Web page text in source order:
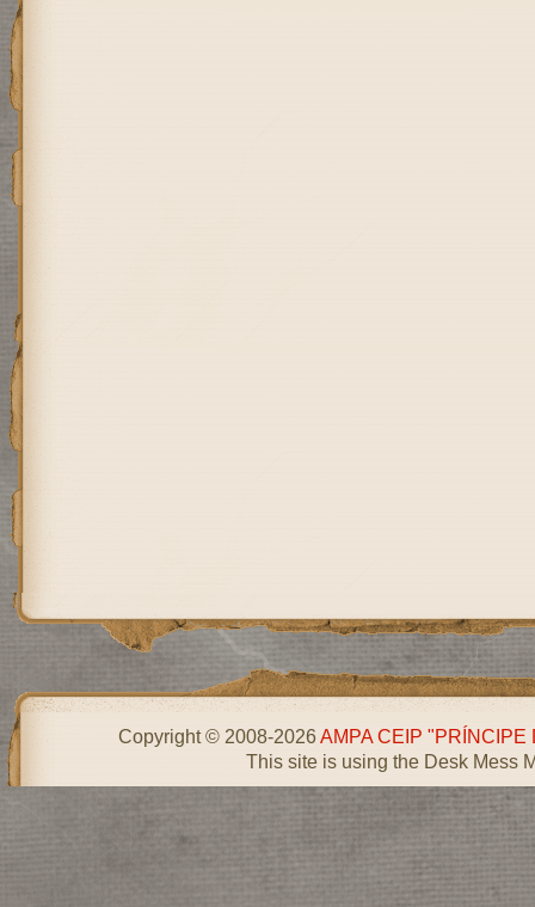
Copyright © 2008-2026AMPA CEIP "PRÍNCIPE
This site is using the Desk Mess